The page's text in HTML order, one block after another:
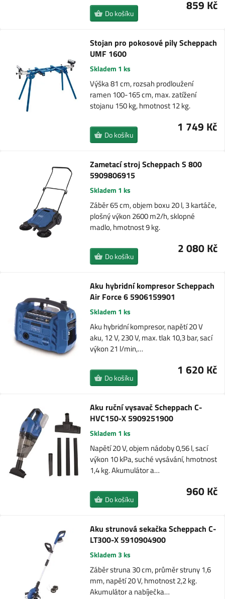
859 Kč
Do košíku
Stojan pro pokosové pily Scheppach
UMF 1600
Skladem 1 ks
Výška 81 cm, rozsah prodloužení
ramen 100-165 cm, max. zatížení
stojanu 150 kg, hmotnost 12 kg.
1 749 Kč
Do košíku
Zametací stroj Scheppach S 800
5909806915
Skladem 1 ks
Záběr 65 cm, objem boxu 20 l, 3 kartáče,
plošný výkon 2600 m2/h, sklopné
madlo, hmotnost 9 kg.
2 080 Kč
Do košíku
Aku hybridní kompresor Scheppach
Air Force 6 5906159901
Skladem 1 ks
Aku hybridní kompresor, napětí 20 V
aku, 12 V, 230 V, max. tlak 10,3 bar, sací
výkon 21 l/min,…
1 620 Kč
Do košíku
Aku ruční vysavač Scheppach C-
HVC150-X 5909251900
Skladem 1 ks
Napětí 20 V, objem nádoby 0,56 l, sací
výkon 10 kPa, suché vysávání, hmotnost
1,4 kg. Akumulátor a…
960 Kč
Do košíku
Aku strunová sekačka Scheppach C-
LT300-X 5910904900
Skladem 3 ks
Záběr struna 30 cm, průměr struny 1,6
mm, napětí 20 V, hmotnost 2,2 kg.
Akumulátor a nabíječka…